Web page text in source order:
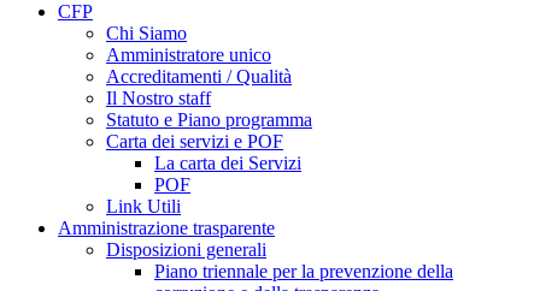
CFP
Chi Siamo
Amministratore unico
Accreditamenti / Qualità
Il Nostro staff
Statuto e Piano programma
Carta dei servizi e POF
La carta dei Servizi
POF
Link Utili
Amministrazione trasparente
Disposizioni generali
Piano triennale per la prevenzione della